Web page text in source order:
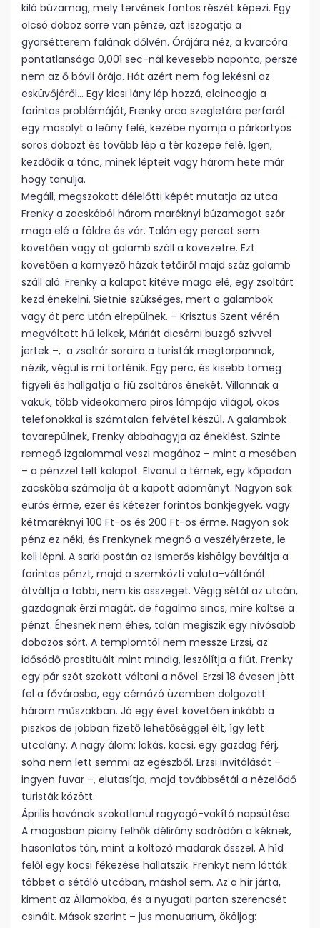
kiló búzamag, mely tervének fontos részét képezi. Egy
olcsó doboz sörre van pénze, azt iszogatja a
gyorsétterem falának dőlvén. Órájára néz, a kvarcóra
pontatlansága 0,001 sec-nál kevesebb naponta, persze
nem az ő bóvli órája. Hát azért nem fog lekésni az
esküvőjéről… Egy kicsi lány lép hozzá, elcincogja a
forintos problémáját, Frenky arca szegletére perforál
egy mosolyt a leány felé, kezébe nyomja a párkortyos
sörös dobozt és tovább lép a tér közepe felé. Igen,
kezdődik a tánc, minek lépteit vagy három hete már
hogy tanulja.
Megáll, megszokott délelőtti képét mutatja az utca.
Frenky a zacskóból három maréknyi búzamagot szór
maga elé a földre és vár. Talán egy percet sem
követően vagy öt galamb száll a kövezetre. Ezt
követően a környező házak tetőiről majd száz galamb
száll alá. Frenky a kalapot kitéve maga elé, egy zsoltárt
kezd énekelni. Sietnie szükséges, mert a galambok
vagy öt perc után elrepülnek. – Krisztus Szent vérén
megváltott hű lelkek, Máriát dicsérni buzgó szívvel
jertek –, a zsoltár soraira a turisták megtorpannak,
nézik, végül is mi történik. Egy perc, és kisebb tömeg
figyeli és hallgatja a fiú zsoltáros énekét. Villannak a
vakuk, több videokamera piros lámpája világol, okos
telefonokkal is számtalan felvétel készül. A galambok
tovarepülnek, Frenky abbahagyja az éneklést. Szinte
remegő izgalommal veszi magához – mint a mesében
– a pénzzel telt kalapot. Elvonul a térnek, egy kőpadon
zacskóba számolja át a kapott adományt. Nagyon sok
eurós érme, ezer és kétezer forintos bankjegyek, vagy
kétmaréknyi 100 Ft-os és 200 Ft-os érme. Nagyon sok
pénz ez néki, és Frenkynek megnő a veszélyérzete, le
kell lépni. A sarki postán az ismerős kishölgy beváltja a
forintos pénzt, majd a szemközti valuta-váltónál
átváltja a többi, nem kis összeget. Végig sétál az utcán,
gazdagnak érzi magát, de fogalma sincs, mire költse a
pénzt. Éhesnek nem éhes, talán megiszik egy nívósabb
dobozos sört. A templomtól nem messze Erzsi, az
idősödő prostituált mint mindig, leszólítja a fiút. Frenky
egy pár szót szokott váltani a nővel. Erzsi 18 évesen jött
fel a fővárosba, egy cérnázó üzemben dolgozott
három műszakban. Jó egy évet követően inkább a
piszkos de jobban fizető lehetőséggel élt, így lett
utcalány. A nagy álom: lakás, kocsi, egy gazdag férj,
soha nem lett semmi az egészből. Erzsi invitálását –
ingyen fuvar –, elutasítja, majd továbbsétál a nézelődő
turisták között.
Április havának szokatlanul ragyogó-vakító napsütése.
A magasban piciny felhők délirány sodródón a kéknek,
hasonlatos tán, mint a költöző madarak ősszel. A híd
felől egy kocsi fékezése hallatszik. Frenkyt nem látták
többet a sétáló utcában, máshol sem. Az a hír járta,
kiment az Államokba, és a nyugati parton szerencsét
csinált. Mások szerint – jus manuarium, ököljog: